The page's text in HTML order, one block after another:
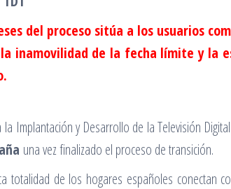
del proceso sitúa a los usuarios
inamovilidad de la fecha límite y la
la Implantación y Desarrollo de la Televisión
una vez finalizado el proceso de transición.
totalidad de los hogares españoles conectan